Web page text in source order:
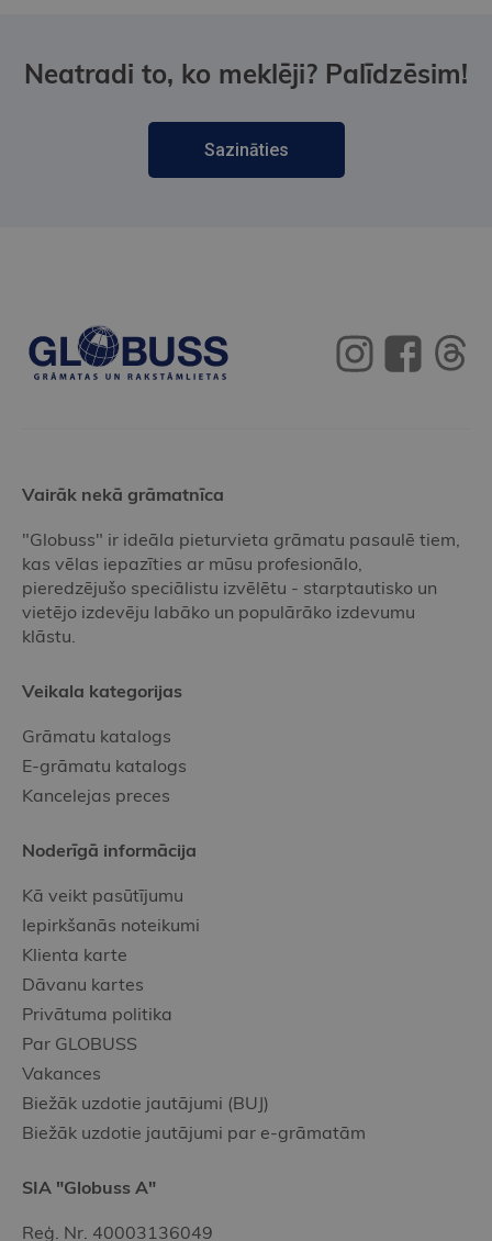
Neatradi to, ko meklēji? Palīdzēsim!
Sazināties
Vairāk nekā grāmatnīca
"Globuss" ir ideāla pieturvieta grāmatu pasaulē tiem,
kas vēlas iepazīties ar mūsu profesionālo,
pieredzējušo speciālistu izvēlētu - starptautisko un
vietējo izdevēju labāko un populārāko izdevumu
klāstu.
Veikala kategorijas
Grāmatu katalogs
E-grāmatu katalogs
Kancelejas preces
Noderīgā informācija
Kā veikt pasūtījumu
Iepirkšanās noteikumi
Klienta karte
Dāvanu kartes
Privātuma politika
Par GLOBUSS
Vakances
Biežāk uzdotie jautājumi (BUJ)
Biežāk uzdotie jautājumi par e-grāmatām
SIA "Globuss A"
Reģ. Nr. 40003136049